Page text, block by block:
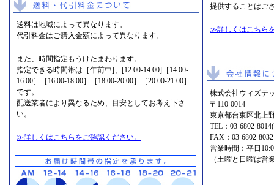
送料は地域によって異なります。
代引料金はご購入金額によって異なります。
また、時間指定もうけたまわります。
指定できる時間帯は［午前中]、[12:00-14:00]［14:00-
16:00］［16:00-18:00］［18:00-20:00］［20:00-21:00］
です。
配送業者により異なるため、目安としてお考え下さ
い。
≫詳しくはこちらをご確認ください。
提供することはご
≫詳しくはこちら
株式会社ウィズテ
〒110-0014
東京都台東区北上
TEL： 03-6802-
FAX：03-6802-8032
営業時間：平日
（土曜と日曜は営